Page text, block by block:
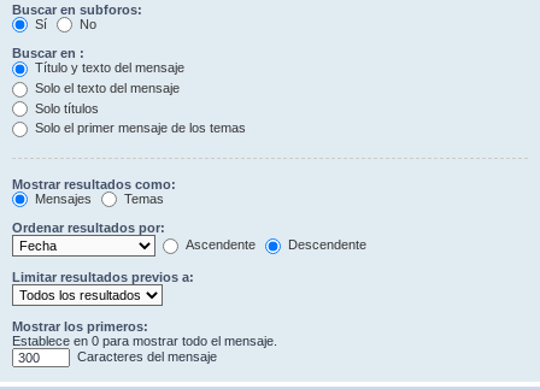
Buscar en subforos:
Sí
No
Buscar en :
Título y texto del mensaje
Solo el texto del mensaje
Solo títulos
Solo el primer mensaje de los temas
Mostrar resultados como:
Mensajes
Temas
Ordenar resultados por:
Ascendente
Descendente
Limitar resultados previos a:
Mostrar los primeros:
Establece en 0 para mostrar todo el mensaje.
Caracteres del mensaje